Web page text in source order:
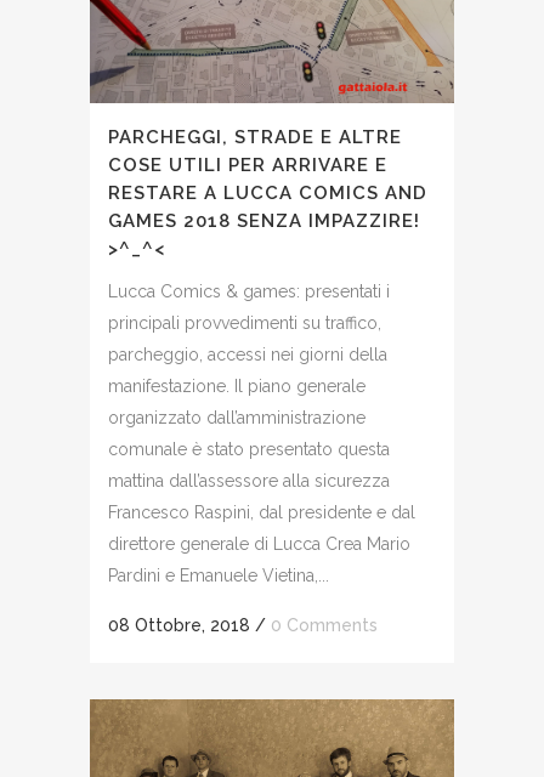
PARCHEGGI, STRADE E ALTRE
COSE UTILI PER ARRIVARE E
RESTARE A LUCCA COMICS AND
GAMES 2018 SENZA IMPAZZIRE!
>^_^<
Lucca Comics & games: presentati i
principali provvedimenti su traffico,
parcheggio, accessi nei giorni della
manifestazione. Il piano generale
organizzato dall’amministrazione
comunale è stato presentato questa
mattina dall’assessore alla sicurezza
Francesco Raspini, dal presidente e dal
direttore generale di Lucca Crea Mario
Pardini e Emanuele Vietina,...
08 Ottobre, 2018 / 0 Comments